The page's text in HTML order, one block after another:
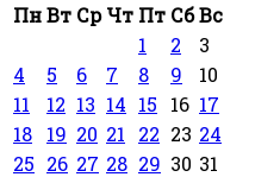
ПнВт Ср Чт Пт СбВс
1
2
3
4
5 6 7 8 9
10
11
12 13 14 15 16 17
18
19 20 21 22 23 24
25 26 27 28 29 30 31